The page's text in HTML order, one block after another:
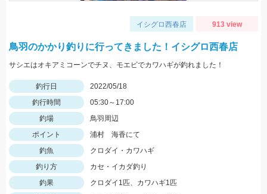
イシグロ西春店 913 view
鳥羽のかかり釣りに行ってきました！イシグロ西春店
サシエはオキアミコーンでチヌ、モエビでカワハギが釣れました！
釣行日
2022/05/18
釣行時間
05:30～17:00
釣場
鳥羽周辺
ポイント
浦村 海香にて
釣魚
クロダイ・カワハギ
釣り方
カセ・イカダ釣り
釣果
クロダイ1匹、カワハギ1匹